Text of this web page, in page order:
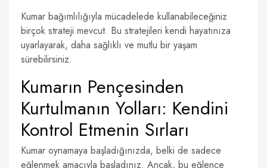
Kumar bağımlılığıyla mücadelede kullanabileceğiniz
birçok strateji mevcut. Bu stratejileri kendi hayatınıza
uyarlayarak, daha sağlıklı ve mutlu bir yaşam
sürebilirsiniz.
Kumarın Pençesinden
Kurtulmanın Yolları: Kendini
Kontrol Etmenin Sırları
Kumar oynamaya başladığınızda, belki de sadece
eğlenmek amacıyla başladınız. Ancak, bu eğlence